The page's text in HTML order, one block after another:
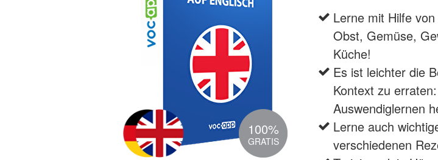
100%
GRATIS
Lerne mit Hilfe
Obst, Gemüse,
Küche!
Es ist leichter die
Kontext zu
Auswendiglernen
Lerne auch
verschiedenen